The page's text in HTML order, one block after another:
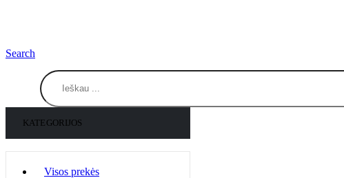
Search
KATEGORIJOS
Visos prekės